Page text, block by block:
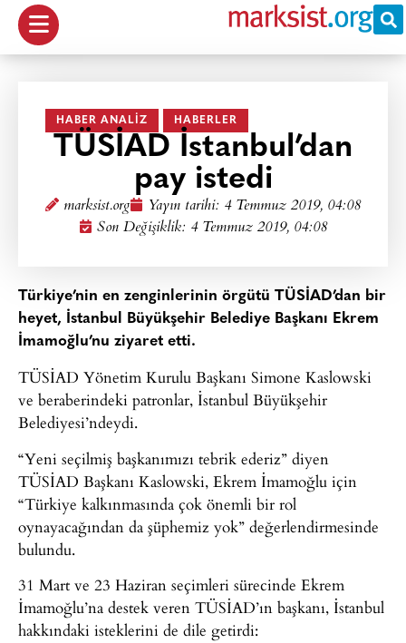
HABER ANALIZ HABERLER
TÜSİAD İstanbul’dan
pay istedi
marksist.org Yayın tarihi: 4 Temmuz 2019, 04:08
Son Değişiklik: 4 Temmuz 2019, 04:08
Türkiye’nin en zenginlerinin örgütü TÜSİAD’dan bir
heyet, İstanbul Büyükşehir Belediye Başkanı Ekrem
İmamoğlu’nu ziyaret etti.
TÜSİAD Yönetim Kurulu Başkanı Simone Kaslowski
ve beraberindeki patronlar, İstanbul Büyükşehir
Belediyesi’ndeydi.
“Yeni seçilmiş başkanımızı tebrik ederiz” diyen
TÜSİAD Başkanı Kaslowski, Ekrem İmamoğlu için
“Türkiye kalkınmasında çok önemli bir rol
oynayacağından da şüphemiz yok” değerlendirmesinde
bulundu.
31 Mart ve 23 Haziran seçimleri sürecinde Ekrem
İmamoğlu’na destek veren TÜSİAD’ın başkanı, İstanbul
hakkındaki isteklerini de dile getirdi: